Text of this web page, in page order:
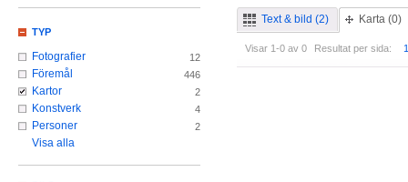
Text & bild (2) Karta (0)
Visar 1-0 av 0 Resultat per sida:
TYP
Fotografier 12
Föremål 446
Kartor 2
Konstverk 4
Personer 2
Visa alla